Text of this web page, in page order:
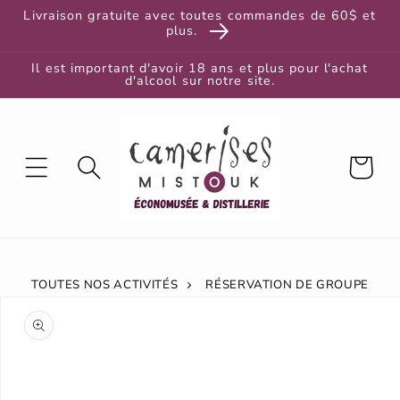
passer
Livraison gratuite avec toutes commandes de 60$ et
plus.
Il est important d'avoir 18 ans et plus pour l'achat
d'alcool sur notre site.
TOUTES NOS ACTIVITÉS RÉSERVATION DE GROUPE
informations
produits